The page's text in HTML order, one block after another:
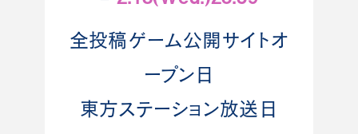
全投稿ゲーム公開サイトオ
ープン日
東方ステーション放送日